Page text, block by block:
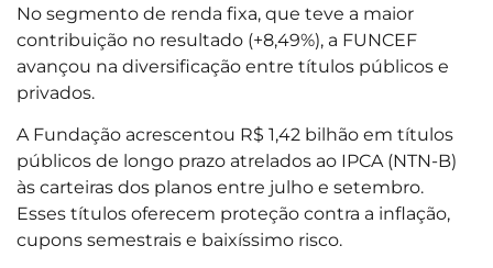
No segmento de renda fixa, que teve a maior
contribuição no resultado (+8,49%), a FUNCEF
avançou na diversificação entre títulos públicos e
privados. ​
A Fundação acrescentou R$ 1,42 bilhão em títulos
públicos de longo prazo atrelados ao IPCA (NTN-B)
às carteiras dos planos entre julho e setembro.
Esses títulos oferecem proteção contra a inflação,
cupons semestrais e baixíssimo risco.